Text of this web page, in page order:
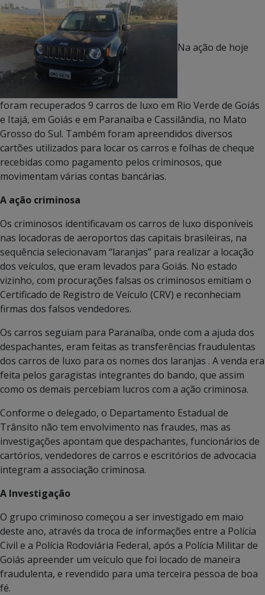
Na ação de hoje
foram recuperados 9 carros de luxo em Rio Verde de Goiás
e Itajá, em Goiás e em Paranaíba e Cassilândia, no Mato
Grosso do Sul. Também foram apreendidos diversos
cartões utilizados para locar os carros e folhas de cheque
recebidas como pagamento pelos criminosos, que
movimentam várias contas bancárias.
A ação criminosa
Os criminosos identificavam os carros de luxo disponíveis
nas locadoras de aeroportos das capitais brasileiras, na
sequência selecionavam “laranjas” para realizar a locação
dos veículos, que eram levados para Goiás. No estado
vizinho, com procurações falsas os criminosos emitiam o
Certificado de Registro de Veículo (CRV) e reconheciam
firmas dos falsos vendedores.
Os carros seguiam para Paranaíba, onde com a ajuda dos
despachantes, eram feitas as transferências fraudulentas
dos carros de luxo para os nomes dos laranjas . A venda era
feita pelos garagistas integrantes do bando, que assim
como os demais percebiam lucros com a ação criminosa.
Conforme o delegado, o Departamento Estadual de
Trânsito não tem envolvimento nas fraudes, mas as
investigações apontam que despachantes, funcionários de
cartórios, vendedores de carros e escritórios de advocacia
integram a associação criminosa.
A Investigação
O grupo criminoso começou a ser investigado em maio
deste ano, através da troca de informações entre a Polícia
Civil e a Polícia Rodoviária Federal, após a Polícia Militar de
Goiás apreender um veículo que foi locado de maneira
fraudulenta, e revendido para uma terceira pessoa de boa
fé.